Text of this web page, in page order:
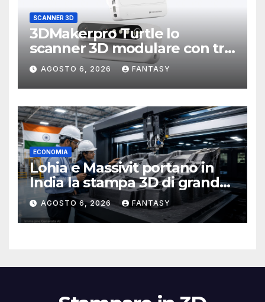
SCANNER 3D
3DMakerpro Turtle lo
scanner 3D modulare con tre
testine intercambiabili
AGOSTO 6, 2026 FANTASY
ECONOMIA
Lohia e Massivit portano in
India la stampa 3D di grande
formato per i compositi
AGOSTO 6, 2026 FANTASY